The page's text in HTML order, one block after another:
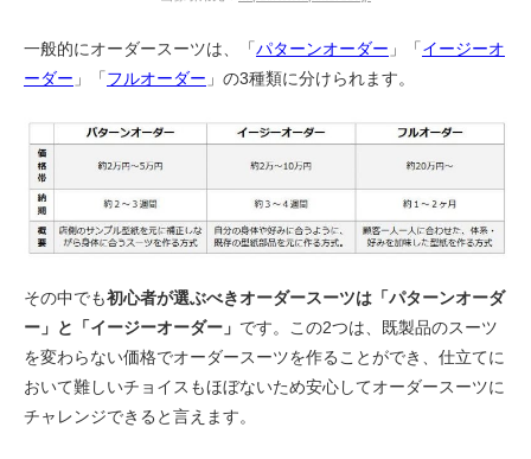
一般的にオーダースーツは、「パターンオーダー 」「イージーオ
ーダー 」「フルオーダー 」の3種類に分けられます。
その中でも初心者が選ぶべきオーダースーツは「パターンオーダ
ー」と「イージーオーダー」 です。この2つは、既製品のスーツ
を変わらない価格でオーダースーツを作ることができ、仕立てに
おいて難しいチョイスもほぼないため安心してオーダースーツに
チャレンジできると言えます。